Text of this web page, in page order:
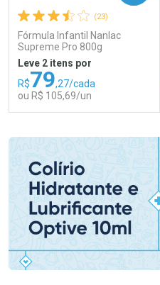
(23)
Fórmula Infantil Nanlac
Supreme Pro 800g
Leve 2 itens por
R$79,27/cada
ou R$ 105,69/un